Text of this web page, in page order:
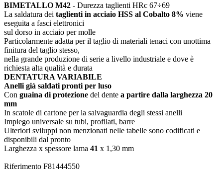
BIMETALLO M42 - Durezza taglienti HRc 67÷69
La saldatura dei taglienti in acciaio HSS al Cobalto 8% viene
eseguita a fasci elettronici
sul dorso in acciaio per molle
Particolarmente adatta per il taglio di materiali tenaci con unottima
finitura del taglio stesso,
nella grande produzione di serie a livello industriale e dove è
richiesta alta qualità e durata
DENTATURA VARIABILE
Anelli già saldati pronti per luso
Con guaina di protezione del dente a partire dalla larghezza 20
mm
In scatole di cartone per la salvaguardia degli stessi anelli
Impiego universale su tubi, profilati, barre
Ulteriori sviluppi non menzionati nelle tabelle sono codificati e
disponibili dal pronto
Larghezza x spessore lama 41 x 1,30 mm
Riferimento F81444550